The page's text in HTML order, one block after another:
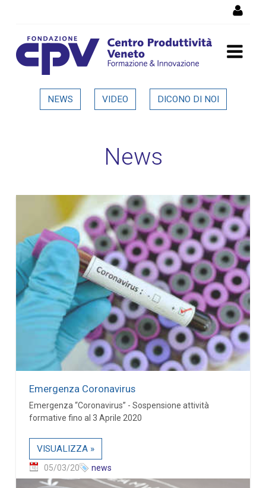
Dettaglio in evidenza
NEWS VIDEO DICONO DI NOI
News
Emergenza Coronavirus
Emergenza “Coronavirus” - Sospensione attività
formative fino al 3 Aprile 2020
VISUALIZZA »
05/03/20 news